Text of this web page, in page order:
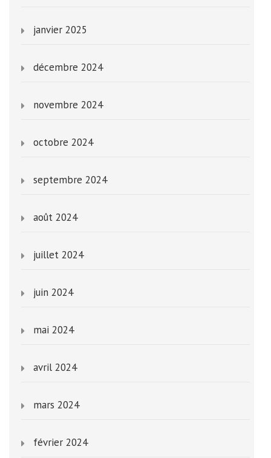
janvier 2025
décembre 2024
novembre 2024
octobre 2024
septembre 2024
août 2024
juillet 2024
juin 2024
mai 2024
avril 2024
mars 2024
février 2024